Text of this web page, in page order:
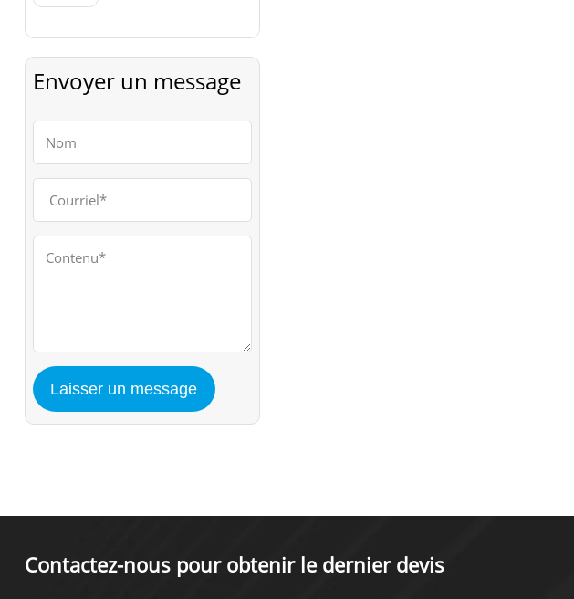
Envoyer un message
Contactez-nous pour obtenir le dernier devis